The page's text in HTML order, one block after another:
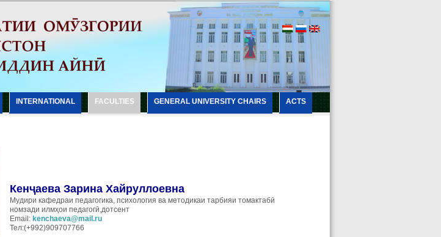
INTERNATIONAL FACULTIES GENERAL UNIVERSITY CHAIRS ACTS
Кенҷаева Зарина Хайруллоевна
Мудири кафедраи педагогика, психология ва методикаи тарбияи томактабӣ
номзади илмҳои педагогӣ,дотсент
Email: kenchaeva@mail.ru
Тел:(+992)909707766